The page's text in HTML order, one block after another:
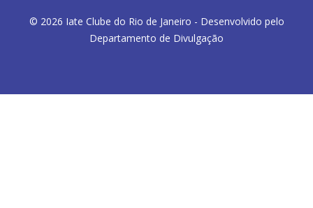
© 2026 Iate Clube do Rio de Janeiro - Desenvolvido pelo
Departamento de Divulgação